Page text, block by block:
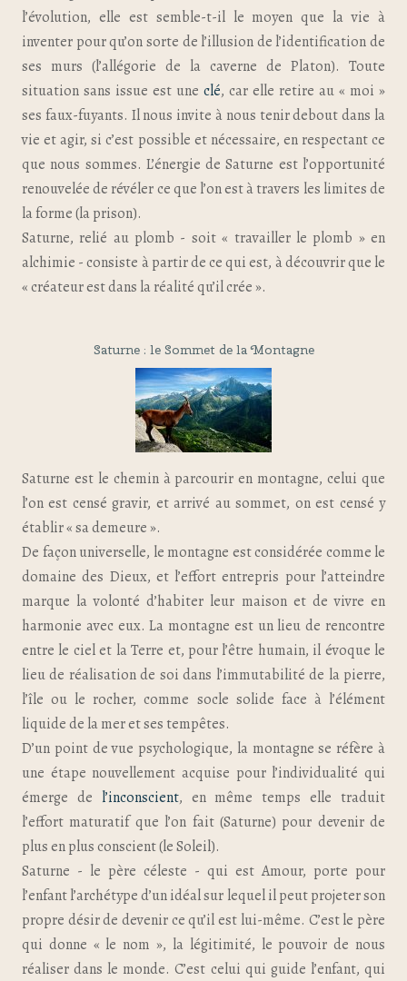
l’évolution, elle est semble-t-il le moyen que la vie à
inventer pour qu’on sorte de l’illusion de l’identification de
ses murs (l’allégorie de la caverne de Platon). Toute
situation sans issue est une clé, car elle retire au « moi »
ses faux-fuyants. Il nous invite à nous tenir debout dans la
vie et agir, si c’est possible et nécessaire, en respectant ce
que nous sommes. L’énergie de Saturne est l’opportunité
renouvelée de révéler ce que l’on est à travers les limites de
la forme (la prison).
Saturne, relié au plomb - soit « travailler le plomb » en
alchimie - consiste à partir de ce qui est, à découvrir que le
« créateur est dans la réalité qu’il crée ».
Saturne : le Sommet de la Montagne
Saturne est le chemin à parcourir en montagne, celui que
l’on est censé gravir, et arrivé au sommet, on est censé y
établir « sa demeure ».
De façon universelle, le montagne est considérée comme le
domaine des Dieux, et l’effort entrepris pour l’atteindre
marque la volonté d’habiter leur maison et de vivre en
harmonie avec eux. La montagne est un lieu de rencontre
entre le ciel et la Terre et, pour l’être humain, il évoque le
lieu de réalisation de soi dans l’immutabilité de la pierre,
l’île ou le rocher, comme socle solide face à l’élément
liquide de la mer et ses tempêtes.
D’un point de vue psychologique, la montagne se réfère à
une étape nouvellement acquise pour l’individualité qui
émerge de l’inconscient, en même temps elle traduit
l’effort maturatif que l’on fait (Saturne) pour devenir de
plus en plus conscient (le Soleil).
Saturne - le père céleste - qui est Amour, porte pour
l’enfant l’archétype d’un idéal sur lequel il peut projeter son
propre désir de devenir ce qu’il est lui-même. C’est le père
qui donne « le nom », la légitimité, le pouvoir de nous
réaliser dans le monde. C’est celui qui guide l’enfant, qui